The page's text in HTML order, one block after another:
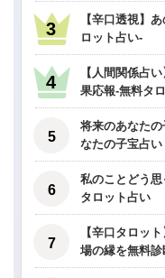
【辛口透視】
ロット占い-
【人間関係占
果応報-無料タ
将来のあなた
なたの子宝占
私のことどう
タロット占い
【辛口タロッ
場の縁を無料診